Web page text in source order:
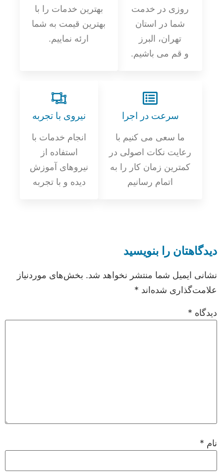
روزی در خدمت
شما در استان
تهران، البرز
و قم می باشیم.
بهترین خدمات را با
بهترین قیمت به شما
ارئه نماییم.
سرعت در اجرا
ما سعی می کنیم با
رعایت نکات اصولی در
کمترین زمان کار را به
اتمام رسانیم
نیروی با تجربه
انجام خدمات با
استفاده از
نیروهای آموزش
دیده و با تجربه
دیدگاهتان را بنویسید
نشانی ایمیل شما منتشر نخواهد شد. بخش‌های موردنیاز
علامت‌گذاری شده‌اند *
دیدگاه *
نام *